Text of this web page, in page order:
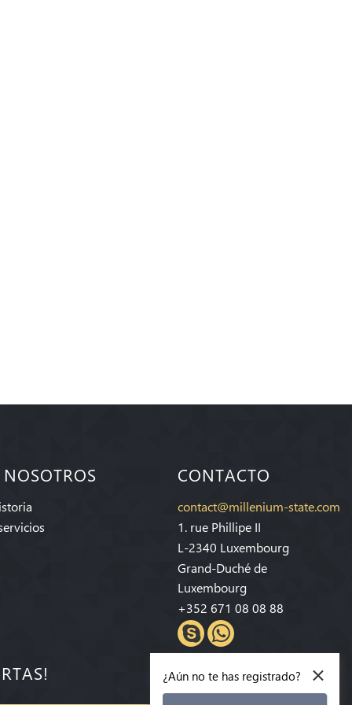
NOSOTROS CONTACTO
contact@millenium-state.com
1. rue Phillipe II
L-2340 Luxembourg
Grand-Duché de
Luxembourg
+352 671 08 08 88
×
¿Aún no te has registrado?